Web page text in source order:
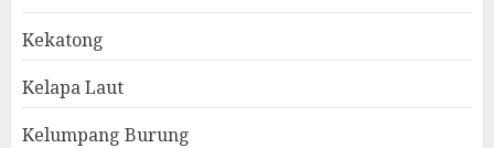
Kekatong
Kelapa Laut
Kelumpang Burung